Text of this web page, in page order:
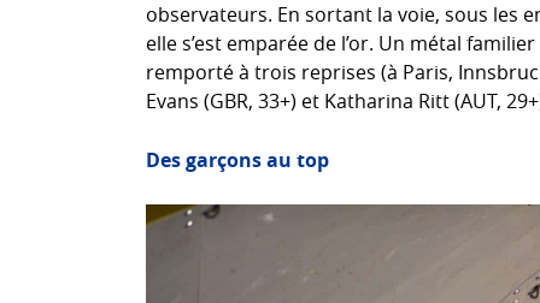
observateurs. En sortant la voie, sous les
elle s’est emparée de l’or. Un métal
remporté à trois reprises (à Paris,
Evans (GBR, 33+) et Katharina Ritt (AUT,
Des garçons au top